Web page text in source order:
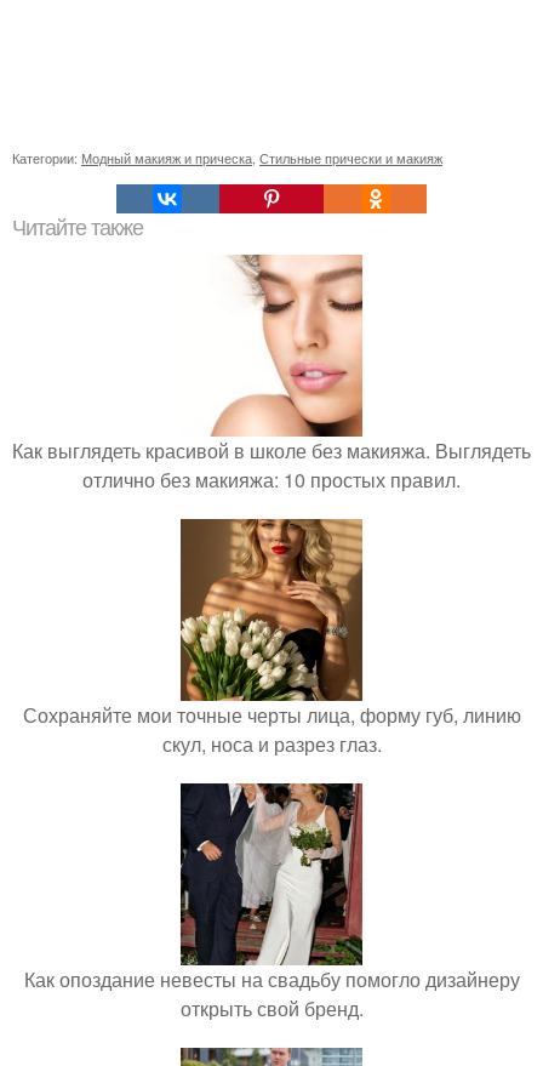
Категории: Модный макияж и прическа Стильные прически и макияж
Читайте также
Как выглядеть красивой в школе без макияжа. Выглядеть
отлично без макияжа: 10 простых правил.
Сохраняйте мои точные черты лица, форму губ, линию
скул, носа и разрез глаз.
Как опоздание невесты на свадьбу помогло дизайнеру
открыть свой бренд.